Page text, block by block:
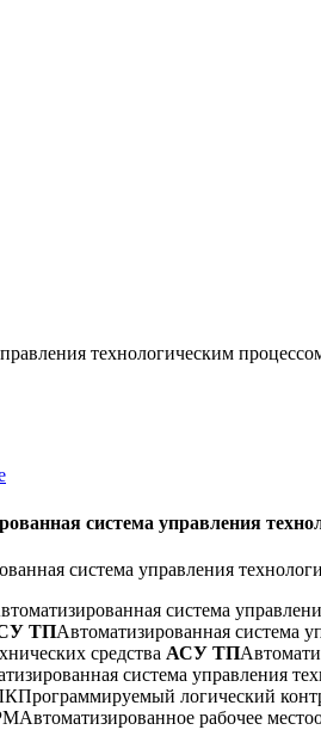
технологическим
система управления
система управления
система
ТПАвтоматизированная система
средства АСУ ТП
система управления
Программируемый логический
Автоматизированное рабочее место